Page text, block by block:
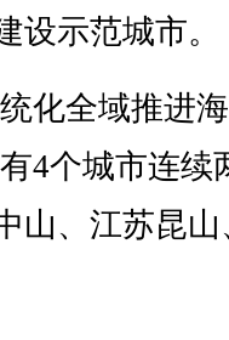
设示范城市。
全域推进
4个城市连续
山、江苏昆山